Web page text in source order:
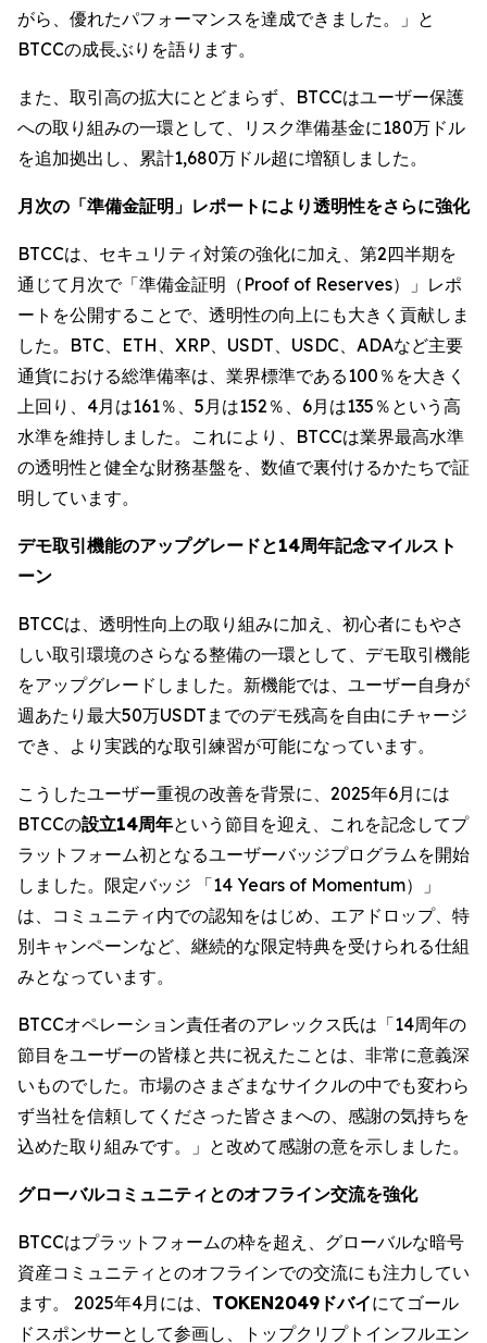
がら、優れたパフォーマンスを達成できました。」と
BTCCの成長ぶりを語ります。
また、取引高の拡大にとどまらず、BTCCはユーザー保護
への取り組みの一環として、リスク準備基金に180万ドル
を追加拠出し、累計1,680万ドル超に増額しました。
月次の「準備金証明」レポートにより透明性をさらに強化
BTCCは、セキュリティ対策の強化に加え、第2四半期を
通じて月次で「準備金証明（Proof of Reserves）」レポ
ートを公開することで、透明性の向上にも大きく貢献しま
した。BTC、ETH、XRP、USDT、USDC、ADAなど主要
通貨における総準備率は、業界標準である100％を大きく
上回り、4月は161％、5月は152％、6月は135％という高
水準を維持しました。これにより、BTCCは業界最高水準
の透明性と健全な財務基盤を、数値で裏付けるかたちで証
明しています。
デモ取引機能のアップグレードと14周年記念マイルスト
ーン
BTCCは、透明性向上の取り組みに加え、初心者にもやさ
しい取引環境のさらなる整備の一環として、デモ取引機能
をアップグレードしました。新機能では、ユーザー自身が
週あたり最大50万USDTまでのデモ残高を自由にチャージ
でき、より実践的な取引練習が可能になっています。
こうしたユーザー重視の改善を背景に、2025年6月には
BTCCの設立14周年という節目を迎え、これを記念してプ
ラットフォーム初となるユーザーバッジプログラムを開始
しました。限定バッジ 「14 Years of Momentum）」
は、コミュニティ内での認知をはじめ、エアドロップ、特
別キャンペーンなど、継続的な限定特典を受けられる仕組
みとなっています。
BTCCオペレーション責任者のアレックス氏は「14周年の
節目をユーザーの皆様と共に祝えたことは、非常に意義深
いものでした。市場のさまざまなサイクルの中でも変わら
ず当社を信頼してくださった皆さまへの、感謝の気持ちを
込めた取り組みです。」と改めて感謝の意を示しました。
グローバルコミュニティとのオフライン交流を強化
BTCCはプラットフォームの枠を超え、グローバルな暗号
資産コミュニティとのオフラインでの交流にも注力してい
ます。 2025年4月には、 TOKEN2049ドバイにてゴール
ドスポンサーとして参画し、トップクリプトインフルエン